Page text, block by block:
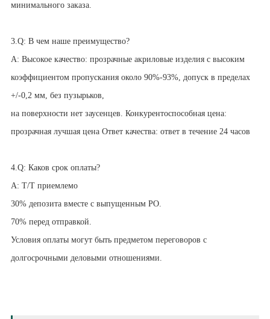
минимального заказа.
3.Q: В чем наше преимущество?
A: Высокое качество: прозрачные акриловые изделия с высоким
коэффициентом пропускания около 90%-93%, допуск в пределах
+/-0,2 мм, без пузырьков,
на поверхности нет заусенцев. Конкурентоспособная цена:
прозрачная лучшая цена Ответ качества: ответ в течение 24 часов
4.Q: Каков срок оплаты?
A: Т/Т приемлемо
30% депозита вместе с выпущенным PO.
70% перед отправкой.
Условия оплаты могут быть предметом переговоров с
долгосрочными деловыми отношениями.